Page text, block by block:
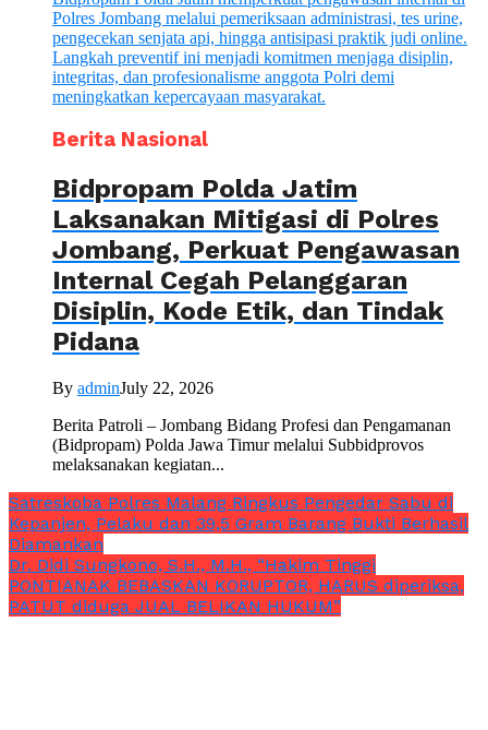
Berita Nasional
Bidpropam Polda Jatim
Laksanakan Mitigasi di Polres
Jombang, Perkuat Pengawasan
Internal Cegah Pelanggaran
Disiplin, Kode Etik, dan Tindak
Pidana
By adminJuly 22, 2026
Berita Patroli – Jombang Bidang Profesi dan Pengamanan
(Bidpropam) Polda Jawa Timur melalui Subbidprovos
melaksanakan kegiatan...
Satreskoba Polres Malang Ringkus Pengedar Sabu di
Kepanjen, Pelaku dan 39,5 Gram Barang Bukti Berhasil
Diamankan
Dr. Didi Sungkono, S.H., M.H., “Hakim Tinggi
PONTIANAK BEBASKAN KORUPTOR, HARUS diperiksa,
PATUT diduga JUAL BELIKAN HUKUM”